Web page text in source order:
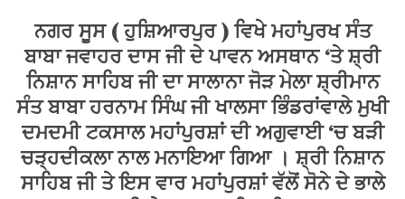
ਨਗਰਸੂਸ( ਹੁਸ਼ਿਆਰਪੁਰ ) ਵਿਖੇ ਮਹਾਂਪੁਰਖ ਸੰਤ
ਬਾਬਾ ਜਵਾਹਰ ਦਾਸ ਜੀ ਦੇ ਪਾਵਨ ਅਸਥਾਨ ‘ਤੇ ਸ਼੍ਰੀ
ਨਿਸ਼ਾਨ ਸਾਹਿਬ ਜੀ ਦਾ ਸਾਲਾਨਾ ਜੋੜ ਮੇਲਾ ਸ਼੍ਰੀਮਾਨ
ਸੰਤ ਬਾਬਾ ਹਰਨਾਮ ਸਿੰਘ ਜੀ ਖਾਲਸਾ ਭਿੰਡਰਾਂਵਾਲੇ ਮੁਖੀ
ਦਮਦਮੀ ਟਕਸਾਲ ਮਹਾਂਪੁਰਸ਼ਾਂ ਦੀ ਅਗੁਵਾਈ ‘ਚ ਬੜੀ
ਚੜ੍ਹਦੀਕਲਾ ਨਾਲ ਮਨਾਇਆ ਗਿਆ । ਸ਼੍ਰੀ ਨਿਸ਼ਾਨ
ਸਾਹਿਬ ਜੀ ਤੇ ਇਸ ਵਾਰ ਮਹਾਂਪੁਰਸ਼ਾਂ ਵੱਲੋਂ ਸੋਨੇ ਦੇ ਭਾਲੇ